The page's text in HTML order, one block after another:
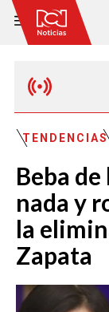
TENDENCIAS
Beba
nada y
la
Zapata